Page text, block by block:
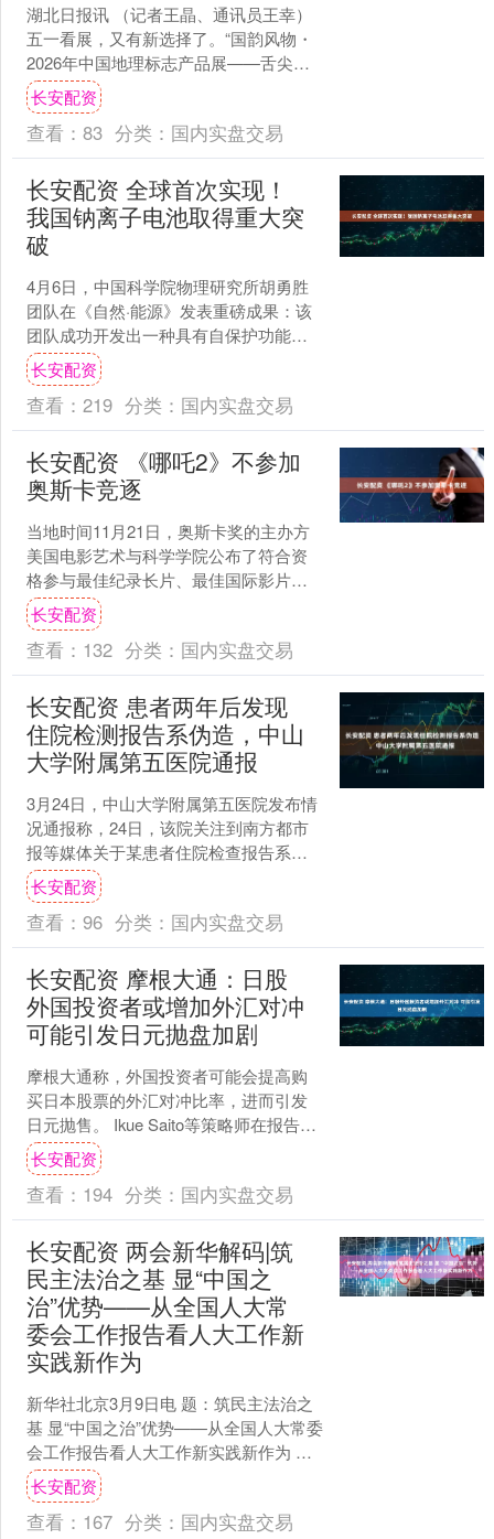
湖北日报讯 （记者王晶、通讯员王幸）
五一看展，又有新选择了。“国韵风物・
2026年中国地理标志产品展——舌尖上
的国家印记”全国联展，在湖北省图书馆
一楼东厅开展，....
长安配资
查看： 83 分类： 国内实盘交易
长安配资 全球首次实现！
我国钠离子电池取得重大突
破
4月6日，中国科学院物理研究所胡勇胜
团队在《自然·能源》发表重磅成果：该
团队成功开发出一种具有自保护功能的
可聚合不燃电解质（PNE），全球首次
在安时级钠离子电池....
长安配资
查看： 219 分类： 国内实盘交易
长安配资 《哪吒2》不参加
奥斯卡竞逐
当地时间11月21日，奥斯卡奖的主办方
美国电影艺术与科学学院公布了符合资
格参与最佳纪录长片、最佳国际影片以
及最佳动画长片三个奖项竞逐的影片大
名单。在最佳动画长片....
长安配资
查看： 132 分类： 国内实盘交易
长安配资 患者两年后发现
住院检测报告系伪造，中山
大学附属第五医院通报
3月24日，中山大学附属第五医院发布情
况通报称，24日，该院关注到南方都市
报等媒体关于某患者住院检查报告系伪
造的新闻报道。医院对此高度重视，对
于此事给患者带来的....
长安配资
查看： 96 分类： 国内实盘交易
长安配资 摩根大通：日股
外国投资者或增加外汇对冲
可能引发日元抛盘加剧
摩根大通称，外国投资者可能会提高购
买日本股票的外汇对冲比率，进而引发
日元抛售。 Ikue Saito等策略师在报告中
写道，过去几个季度外国投资者持续大
量买入日本....
长安配资
查看： 194 分类： 国内实盘交易
长安配资 两会新华解码|筑
民主法治之基 显“中国之
治”优势——从全国人大常
委会工作报告看人大工作新
实践新作为
新华社北京3月9日电 题：筑民主法治之
基 显“中国之治”优势——从全国人大常委
会工作报告看人大工作新实践新作为 新
华社记者熊丰 人民代表大会制度，为党
领导人民创....
长安配资
查看： 167 分类： 国内实盘交易